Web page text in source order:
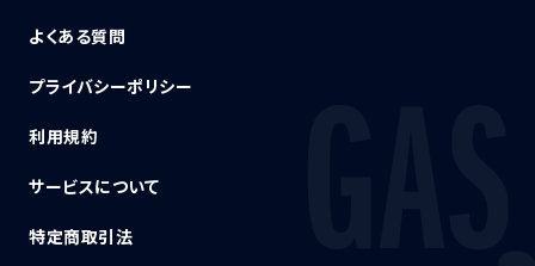
よくある質問
プライバシーポリシー
利用規約
サービスについて
特定商取引法